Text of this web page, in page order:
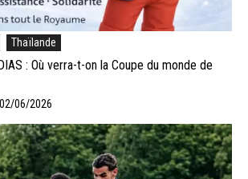
Thaïlande
: Où verra-t-on la Coupe du monde de
06/2026